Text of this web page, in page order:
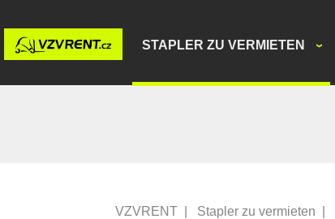
STAPLER ZU VERMIETEN
VZVRENT Stapler zu vermieten